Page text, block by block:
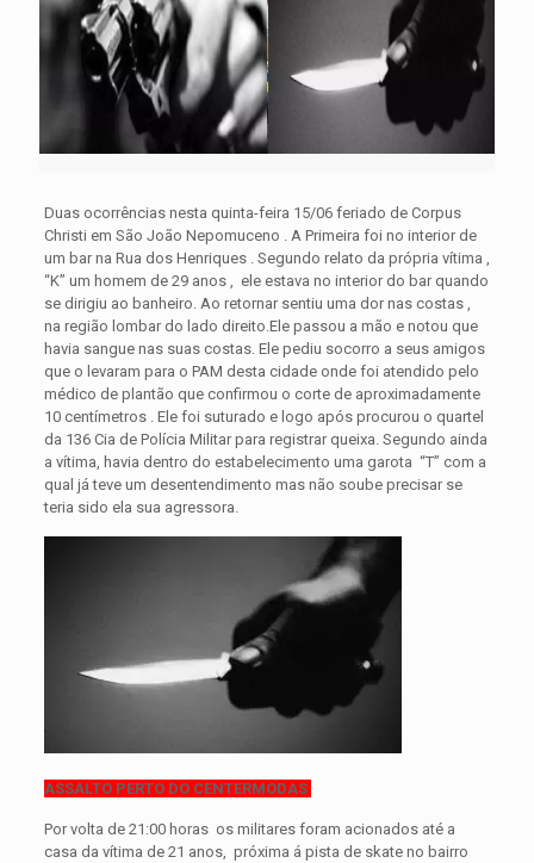
Duas ocorrências nesta quinta-feira 15/06 feriado de Corpus
Christi em São João Nepomuceno . A Primeira foi no interior de
um bar na Rua dos Henriques . Segundo relato da própria vítima ,
“K” um homem de 29 anos , ele estava no interior do bar quando
se dirigiu ao banheiro. Ao retornar sentiu uma dor nas costas ,
na região lombar do lado direito.Ele passou a mão e notou que
havia sangue nas suas costas. Ele pediu socorro a seus amigos
que o levaram para o PAM desta cidade onde foi atendido pelo
médico de plantão que confirmou o corte de aproximadamente
10 centímetros . Ele foi suturado e logo após procurou o quartel
da 136 Cia de Polícia Militar para registrar queixa. Segundo ainda
a vítima, havia dentro do estabelecimento uma garota “T” com a
qual já teve um desentendimento mas não soube precisar se
teria sido ela sua agressora.
ASSALTO PERTO DO CENTERMODAS
Por volta de 21:00 horas os militares foram acionados até a
casa da vítima de 21 anos, próxima á pista de skate no bairro